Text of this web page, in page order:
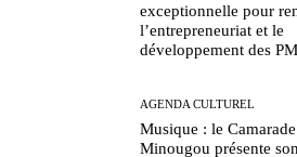
exceptionnelle pour
l’entrepreneuriat et le
développement des
AGENDA CULTUREL
Musique : le
Minougou présente